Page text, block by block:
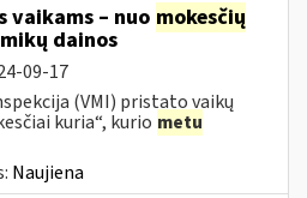
vaikams – nuo mokesčių
dainos
09-17
(VMI) pristato vaikų
kuria“, kurio metu
Naujiena